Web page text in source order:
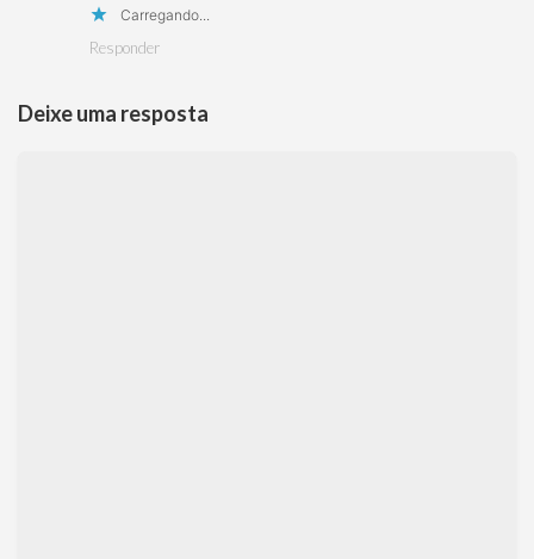
Carregando...
Responder
Deixe uma resposta